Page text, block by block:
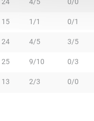
15 1/1 0/1
24 4/5 3/5
25 9/10 0/3
13 2/3 0/0